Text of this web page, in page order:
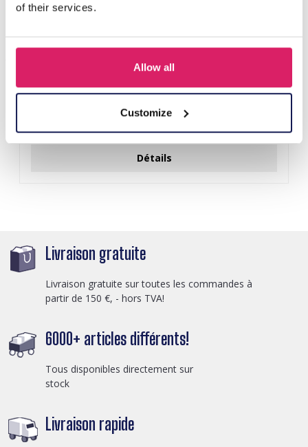
of their services.
Allow all
Customize
Connectez-vous pour les prix
Détails
Livraison gratuite
Livraison gratuite sur toutes les commandes à
partir de 150 €, - hors TVA!
6000+ articles différents!
Tous disponibles directement sur
stock
Livraison rapide